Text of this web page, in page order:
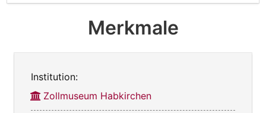
Merkmale
Institution:
Zollmuseum Habkirchen